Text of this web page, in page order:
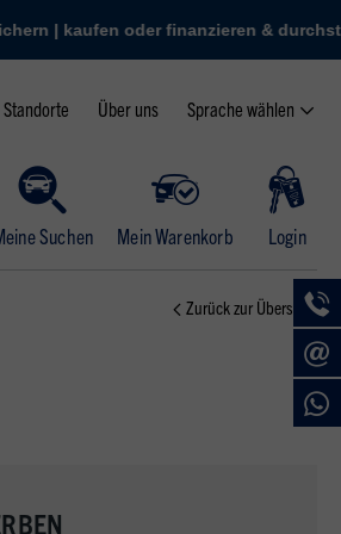
kaufen oder finanzieren & durchstarten
| Wunschauto sichern | kaufen
| App starten | QR-Code scannen |
Standorte Über uns Sprache wählen
Suchen Mein Warenkorb Login
Zurück zur Übersicht